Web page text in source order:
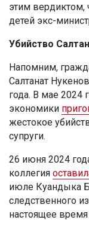
этим вердиктом,
детей экс-
Убийство
Напомним,
Салтанат
года. В мае 2024
экономики
жестокое
супруги.
26 июня 2024
коллегия
июле Куандыка
следственного
настоящее